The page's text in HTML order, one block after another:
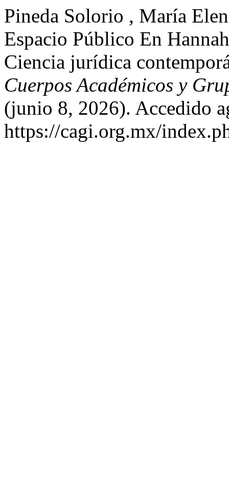
Pineda Solorio , María
Espacio Público En
Ciencia jurídica
Cuerpos Académicos y
(junio 8, 2026). Accedido
https://cagi.org.mx/